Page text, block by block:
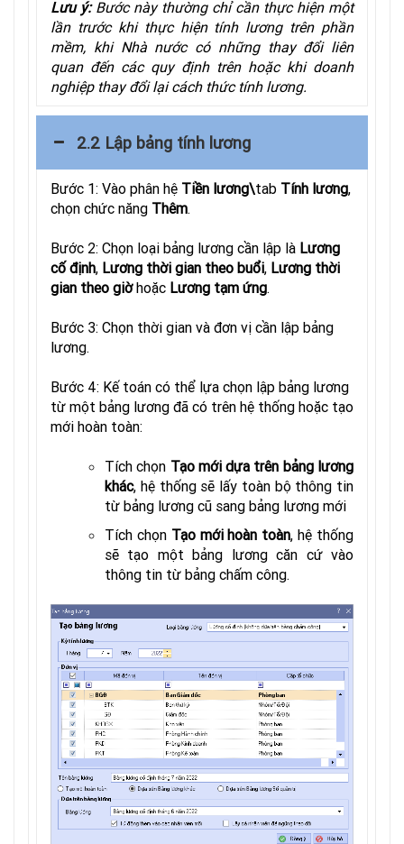
Lưu ý: Bước này thường chỉ cần thực hiện một
lần trước khi thực hiện tính lương trên phần
mềm, khi Nhà nước có những thay đổi liên
quan đến các quy định trên hoặc khi doanh
nghiệp thay đổi lại cách thức tính lương.
2.2 Lập bảng tính lương
Bước 1: Vào phân hệ Tiền lương\tab Tính lương,
chọn chức năng Thêm.
Bước 2: Chọn loại bảng lương cần lập là Lương
cố định, Lương thời gian theo buổi, Lương thời
gian theo giờhoặc Lương tạm ứng.
Bước 3: Chọn thời gian và đơn vị cần lập bảng
lương.
Bước 4: Kế toán có thể lựa chọn lập bảng lương
từ một bảng lương đã có trên hệ thống hoặc tạo
mới hoàn toàn:
Tích chọn Tạo mới dựa trên bảng lương
khác, hệ thống sẽ lấy toàn bộ thông tin
từ bảng lương cũ sang bảng lương mới
Tích chọn Tạo mới hoàn toàn, hệ thống
sẽ tạo một bảng lương căn cứ vào
thông tin từ bảng chấm công.